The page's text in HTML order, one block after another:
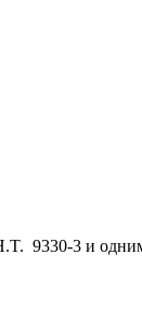
9330-3 и